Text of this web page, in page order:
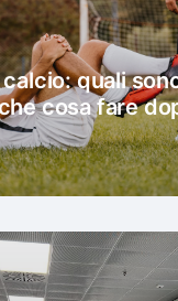
quali
cosa fare